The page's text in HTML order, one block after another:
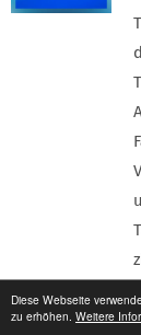
Diese Webseite
zu erhöhen. Weitere